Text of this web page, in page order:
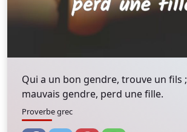
Qui a un bon gendre, trouve un fils
mauvais gendre, perd une fille.
Proverbe grec